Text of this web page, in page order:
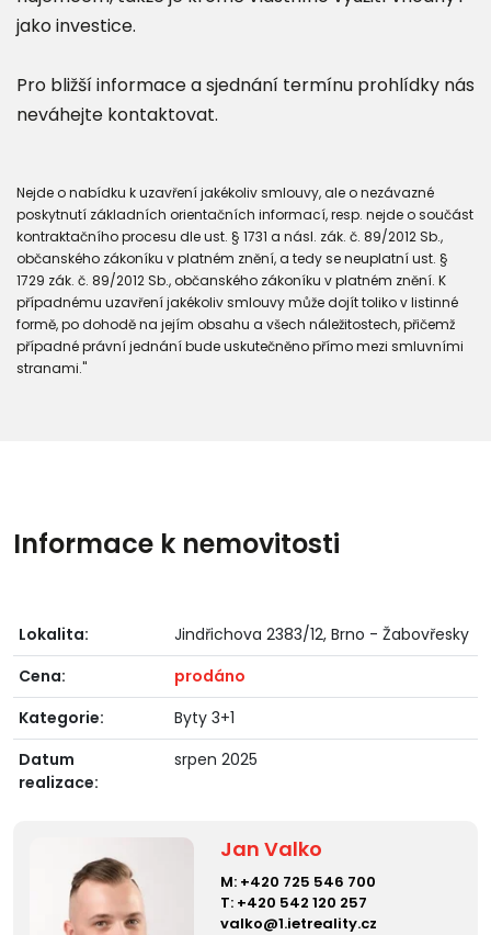
jako investice.
Pro bližší informace a sjednání termínu prohlídky nás
neváhejte kontaktovat.
Nejde o nabídku k uzavření jakékoliv smlouvy, ale o nezávazné
poskytnutí základních orientačních informací, resp. nejde o součást
kontraktačního procesu dle ust. § 1731 a násl. zák. č. 89/2012 Sb.,
občanského zákoníku v platném znění, a tedy se neuplatní ust. §
1729 zák. č. 89/2012 Sb., občanského zákoníku v platném znění. K
případnému uzavření jakékoliv smlouvy může dojít toliko v listinné
formě, po dohodě na jejím obsahu a všech náležitostech, přičemž
případné právní jednání bude uskutečněno přímo mezi smluvními
stranami."
Informace k nemovitosti
Lokalita:
Jindřichova 2383/12, Brno - Žabovřesky
Cena:
prodáno
Kategorie:
Byty 3+1
Datum
realizace:
srpen 2025
Jan Valko
M: +420 725 546 700
T: +420 542 120 257
valko@1.ietreality.cz